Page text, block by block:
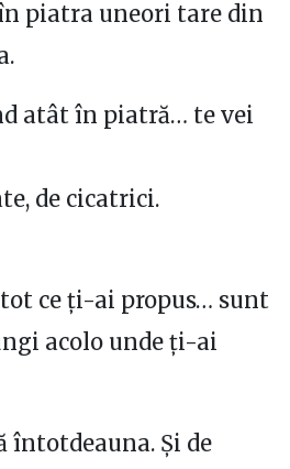
piatra uneori tare din
atât în piatră… te vei
de cicatrici.
tot ce ți-ai propus… sunt
acolo unde ți-ai
întotdeauna. Și de